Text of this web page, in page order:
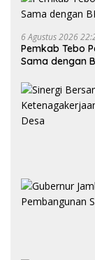
6 Agustus 2026
Pemkab Tebo
Sama dengan